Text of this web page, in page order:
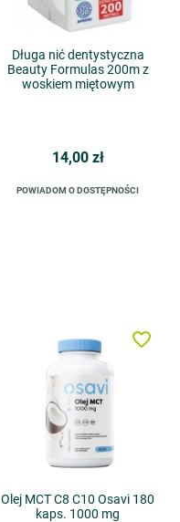
Długa nić dentystyczna
Beauty Formulas 200m z
woskiem miętowym
14,00 zł
POWIADOM O DOSTĘPNOŚCI
Olej MCT C8 C10 Osavi 180
kaps. 1000 mg
favorite_border